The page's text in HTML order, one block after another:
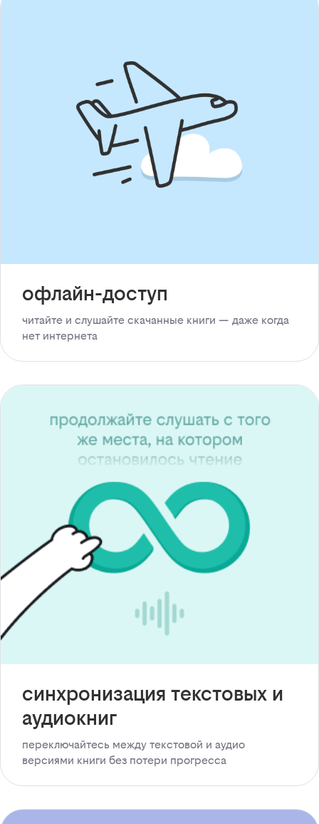
офлайн-доступ
читайте и слушайте скачанные книги — даже когда
нет интернета
синхронизация текстовых и
аудиокниг
переключайтесь между текстовой и аудио
версиями книги без потери прогресса